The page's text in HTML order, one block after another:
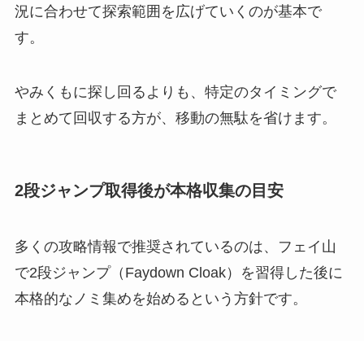
況に合わせて探索範囲を広げていくのが基本で
す。
やみくもに探し回るよりも、特定のタイミングで
まとめて回収する方が、移動の無駄を省けます。
2段ジャンプ取得後が本格収集の目安
多くの攻略情報で推奨されているのは、フェイ山
で2段ジャンプ（Faydown Cloak）を習得した後に
本格的なノミ集めを始めるという方針です。